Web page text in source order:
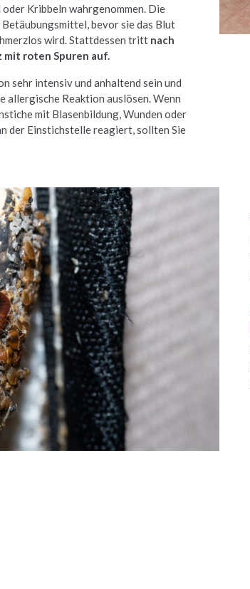
Kribbeln wahrgenommen. Die
bevor sie das Blut
wird. Stattdessen tritt nach
mit roten Spuren auf.
sehr intensiv und anhaltend sein und
allergische Reaktion auslösen. Wenn
mit Blasenbildung, Wunden oder
der Einstichstelle reagiert, sollten Sie